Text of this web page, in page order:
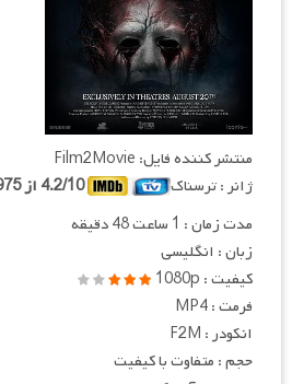
منتشر کننده فایل: Film2Movie
ژانر : ترسناک
4.2/10 از 975 رای
مدت زمان : 1 ساعت 48 دقیقه
زبان : انگلیسی
کیفیت : 1080p
فرمت : MP4
انکودر : F2M
حجم : متفاوت با کیفیت